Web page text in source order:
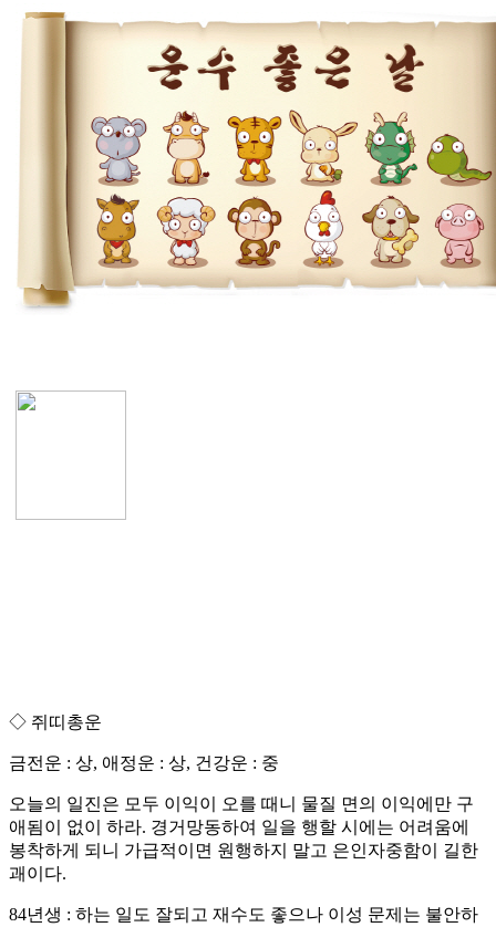
◇ 쥐띠총운
금전운 : 상, 애정운 : 상, 건강운 : 중
오늘의 일진은 모두 이익이 오를 때니 물질 면의 이익에만 구
애됨이 없이 하라. 경거망동하여 일을 행할 시에는 어려움에
봉착하게 되니 가급적이면 원행하지 말고 은인자중함이 길한
괘이다.
84년생 : 하는 일도 잘되고 재수도 좋으나 이성 문제는 불안하